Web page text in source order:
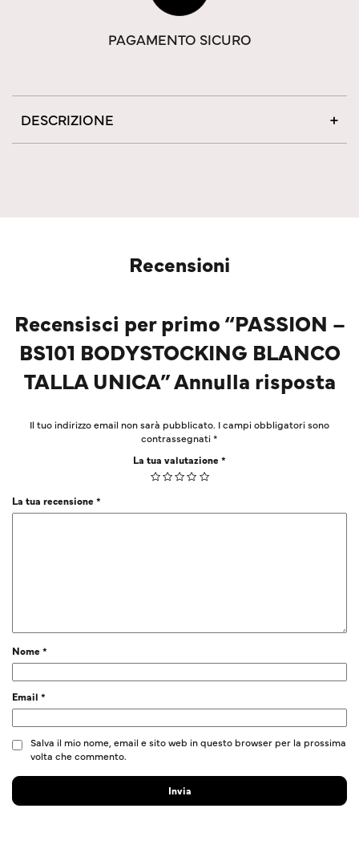
PAGAMENTO SICURO
DESCRIZIONE
Recensioni
Recensisci per primo “PASSION –
BS101 BODYSTOCKING BLANCO
TALLA UNICA” Annulla risposta
Il tuo indirizzo email non sarà pubblicato. I campi obbligatori sono
contrassegnati*
La tua valutazione*
La tua recensione*
Nome*
Email *
Salva il mio nome, email e sito web in questo browser per la prossima
volta che commento.